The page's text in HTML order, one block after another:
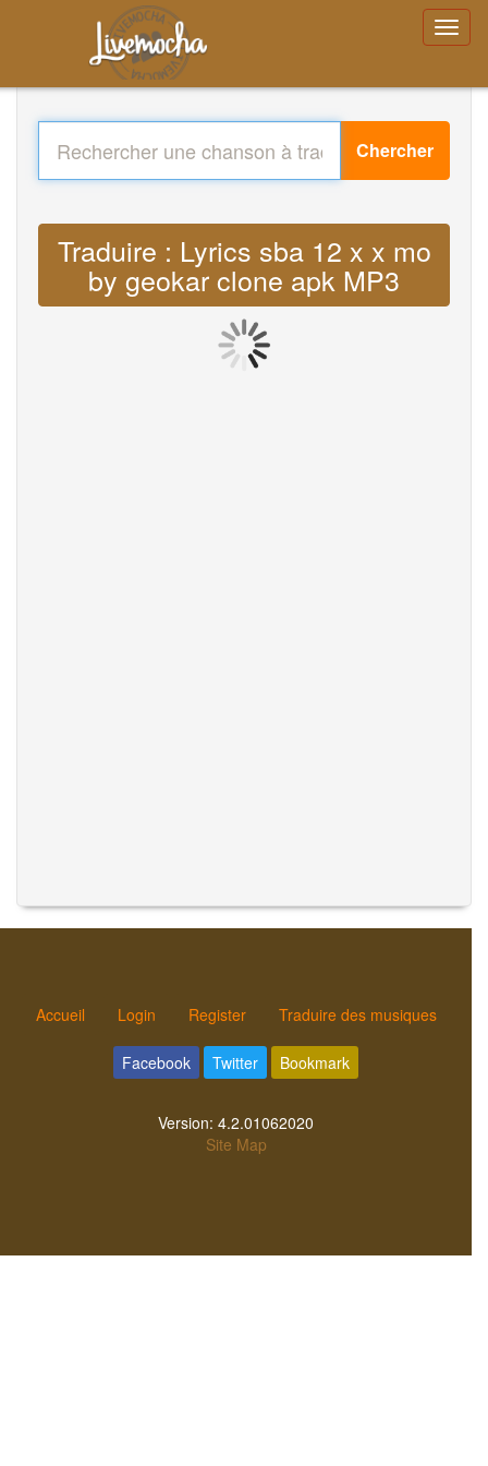
Chercher
Traduire : Lyrics sba 12 x x mo
by geokar clone apk MP3
Accueil Login Register Traduire des musiques
Facebook Twitter Bookmark
Version: 4.2.01062020
Site Map